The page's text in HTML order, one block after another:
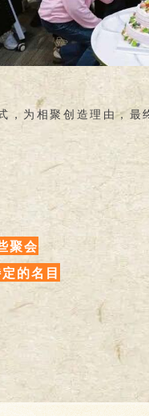
，为相聚创造理由，最
聚会
的名目